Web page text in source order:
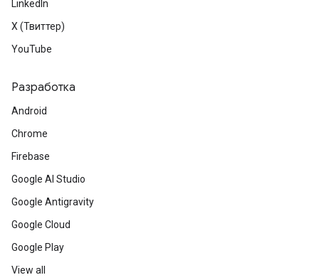
LinkedIn
X (Твиттер)
YouTube
Разработка
Android
Chrome
Firebase
Google AI Studio
Google Antigravity
Google Cloud
Google Play
View all